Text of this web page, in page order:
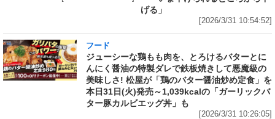
げる」
[2026/3/31 10:54:52]
フード
ジューシーな鶏もも肉を、とろけるバターとに
んにく醤油の特製ダレで鉄板焼きして悪魔級の
美味しさ! 松屋が「鶏のバター醤油炒め定食」を
本日31日(火)発売～1,039kcalの「ガーリックバ
ター豚カルビエッグ丼」も
[2026/3/31 10:26:05]